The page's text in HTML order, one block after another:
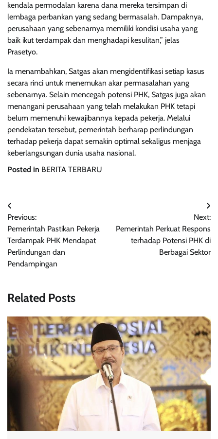
kendala permodalan karena dana mereka tersimpan di
lembaga perbankan yang sedang bermasalah. Dampaknya,
perusahaan yang sebenarnya memiliki kondisi usaha yang
baik ikut terdampak dan menghadapi kesulitan,” jelas
Prasetyo.
Ia menambahkan, Satgas akan mengidentifikasi setiap kasus
secara rinci untuk menemukan akar permasalahan yang
sebenarnya. Selain mencegah potensi PHK, Satgas juga akan
menangani perusahaan yang telah melakukan PHK tetapi
belum memenuhi kewajibannya kepada pekerja. Melalui
pendekatan tersebut, pemerintah berharap perlindungan
terhadap pekerja dapat semakin optimal sekaligus menjaga
keberlangsungan dunia usaha nasional.
Posted in BERITA TERBARU
Post
navigation
Previous:
Pemerintah Pastikan Pekerja
Terdampak PHK Mendapat
Perlindungan dan
Pendampingan
Next:
Pemerintah Perkuat Respons
terhadap Potensi PHK di
Berbagai Sektor
Related Posts